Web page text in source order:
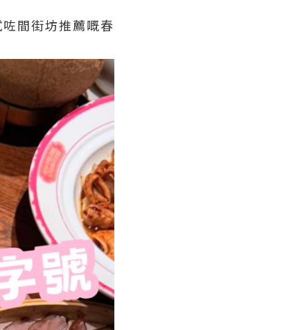
間街坊推薦嘅春